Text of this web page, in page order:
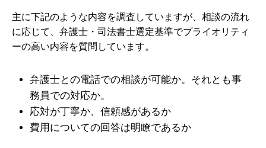
主に下記のような内容を調査していますが、 相談の流れ
に応じて、弁護士・司法書士選定基準でプライオリティ
ーの高い内容を質問しています。
弁護士との電話での相談が可能か。それとも事
務員での対応か。
応対が丁寧か、信頼感があるか
費用についての回答は明瞭であるか